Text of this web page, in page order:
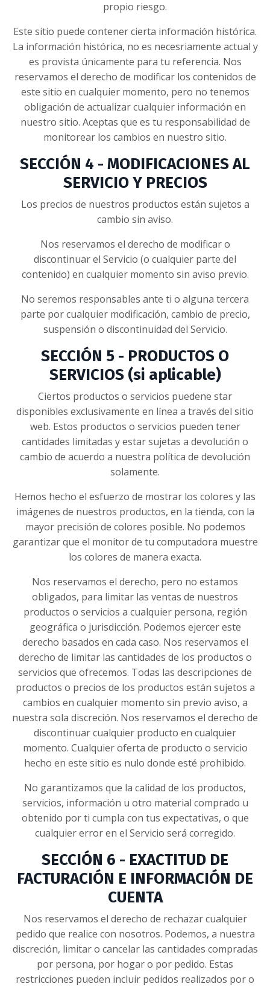
propio riesgo.
Este sitio puede contener cierta información histórica.
La información histórica, no es necesriamente actual y
es provista únicamente para tu referencia. Nos
reservamos el derecho de modificar los contenidos de
este sitio en cualquier momento, pero no tenemos
obligación de actualizar cualquier información en
nuestro sitio. Aceptas que es tu responsabilidad de
monitorear los cambios en nuestro sitio.
SECCIÓN 4 - MODIFICACIONES AL
SERVICIO Y PRECIOS
Los precios de nuestros productos están sujetos a
cambio sin aviso.
Nos reservamos el derecho de modificar o
discontinuar el Servicio (o cualquier parte del
contenido) en cualquier momento sin aviso previo.
No seremos responsables ante ti o alguna tercera
parte por cualquier modificación, cambio de precio,
suspensión o discontinuidad del Servicio.
SECCIÓN 5 - PRODUCTOS O
SERVICIOS (si aplicable)
Ciertos productos o servicios puedene star
disponibles exclusivamente en línea a través del sitio
web. Estos productos o servicios pueden tener
cantidades limitadas y estar sujetas a devolución o
cambio de acuerdo a nuestra política de devolución
solamente.
Hemos hecho el esfuerzo de mostrar los colores y las
imágenes de nuestros productos, en la tienda, con la
mayor precisión de colores posible. No podemos
garantizar que el monitor de tu computadora muestre
los colores de manera exacta.
Nos reservamos el derecho, pero no estamos
obligados, para limitar las ventas de nuestros
productos o servicios a cualquier persona, región
geográfica o jurisdicción. Podemos ejercer este
derecho basados en cada caso. Nos reservamos el
derecho de limitar las cantidades de los productos o
servicios que ofrecemos. Todas las descripciones de
productos o precios de los productos están sujetos a
cambios en cualquier momento sin previo aviso, a
nuestra sola discreción. Nos reservamos el derecho de
discontinuar cualquier producto en cualquier
momento. Cualquier oferta de producto o servicio
hecho en este sitio es nulo donde esté prohibido.
No garantizamos que la calidad de los productos,
servicios, información u otro material comprado u
obtenido por ti cumpla con tus expectativas, o que
cualquier error en el Servicio será corregido.
SECCIÓN 6 - EXACTITUD DE
FACTURACIÓN E INFORMACIÓN DE
CUENTA
Nos reservamos el derecho de rechazar cualquier
pedido que realice con nosotros. Podemos, a nuestra
discreción, limitar o cancelar las cantidades compradas
por persona, por hogar o por pedido. Estas
restricciones pueden incluir pedidos realizados por o